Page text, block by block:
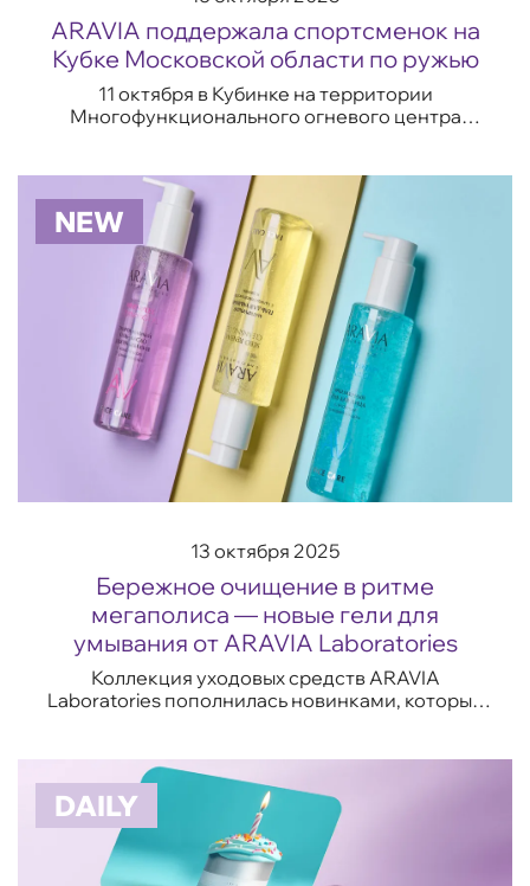
ARAVIA поддержала спортсменок на
Кубке Московской области по ружью
11 октября в Кубинке на территории
Многофункционального огневого центра
организованы Федерацией ...
NEW
13 октября 2025
Бережное очищение в ритме
мегаполиса — новые гели для
умывания от ARAVIA Laboratories
Коллекция уходовых средств ARAVIA
Laboratories пополнилась новинками, которые
потребностей...
DAILY